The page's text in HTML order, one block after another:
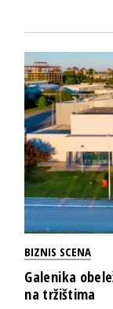
BIZNIS SCENA
Galenika
na tržištima